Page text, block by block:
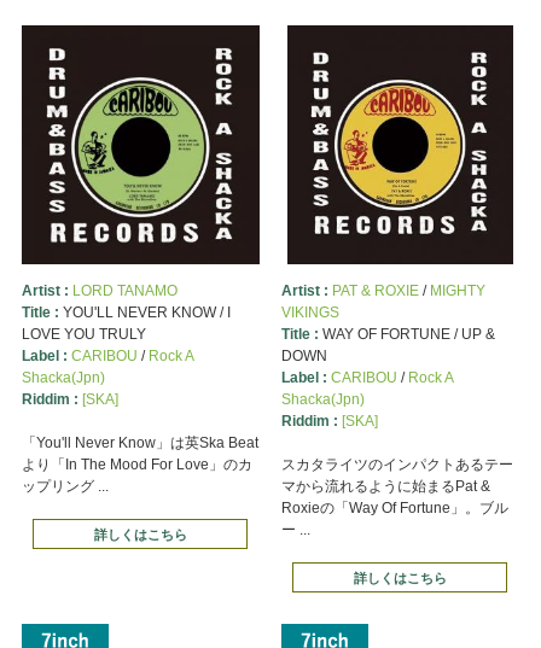
Artist : LORD TANAMO
Title : YOU'LL NEVER KNOW / I
LOVE YOU TRULY
Label : CARIBOU / Rock A
Shacka(Jpn)
Riddim : [SKA]
「You'll Never Know」は英Ska Beat
より「In The Mood For Love」のカ
ップリング ...
詳しくはこちら
Artist : PAT & ROXIE/ MIGHTY
VIKINGS
Title : WAY OF FORTUNE / UP &
DOWN
Label : CARIBOU / Rock A
Shacka(Jpn)
Riddim : [SKA]
スカタライツのインパクトあるテー
マから流れるように始まるPat &
Roxieの「Way Of Fortune」。ブル
ー ...
詳しくはこちら